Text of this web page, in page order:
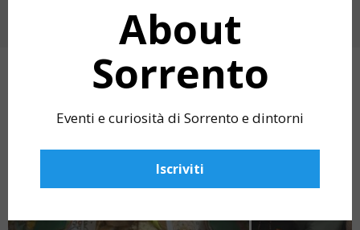
LIGHT: DOPPIO EVENTO A VILLA FIORENTINO
ARTICOLI CORRELATI
About
Sorrento
Eventi e curiosità di Sorrento e dintorni
Iscriviti